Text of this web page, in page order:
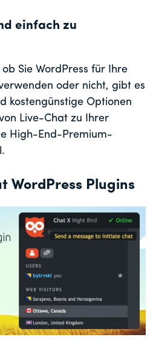
einfach zu
Sie WordPress für Ihre
oder nicht, gibt es
kostengünstige Optionen
Live-Chat zu Ihrer
High-End-Premium-
WordPress Plugins